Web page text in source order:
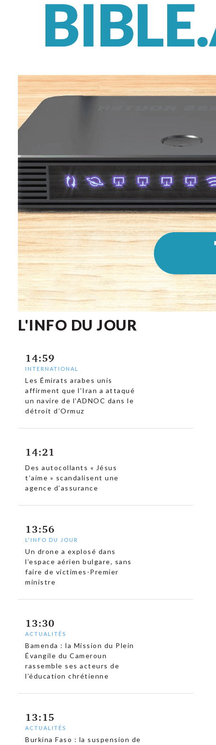
L'INFO DU JOUR
14:59
INTERNATIONAL
Les Émirats arabes unis
affirment que l’Iran a attaqué
un navire de l’ADNOC dans le
détroit d’Ormuz
14:21
Des autocollants « Jésus
t’aime » scandalisent une
agence d’assurance
13:56
L'INFO DU JOUR
Un drone a explosé dans
l’espace aérien bulgare, sans
faire de victimes-Premier
ministre
13:30
ACTUALITÉS
Bamenda : la Mission du Plein
Évangile du Cameroun
rassemble ses acteurs de
l’éducation chrétienne
13:15
ACTUALITÉS
Burkina Faso : la suspension de